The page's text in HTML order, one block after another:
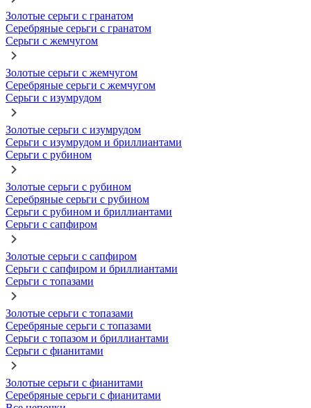
Золотые серьги с гранатом
Серебряные серьги с гранатом
Серьги с жемчугом
Золотые серьги с жемчугом
Серебряные серьги с жемчугом
Серьги с изумрудом
Золотые серьги с изумрудом
Серьги с изумрудом и бриллиантами
Серьги с рубином
Золотые серьги с рубином
Серебряные серьги с рубином
Серьги с рубином и бриллиантами
Серьги с сапфиром
Золотые серьги с сапфиром
Серьги с сапфиром и бриллиантами
Серьги с топазами
Золотые серьги с топазами
Серебряные серьги с топазами
Серьги с топазом и бриллиантами
Серьги с фианитами
Золотые серьги с фианитами
Серебряные серьги с фианитами